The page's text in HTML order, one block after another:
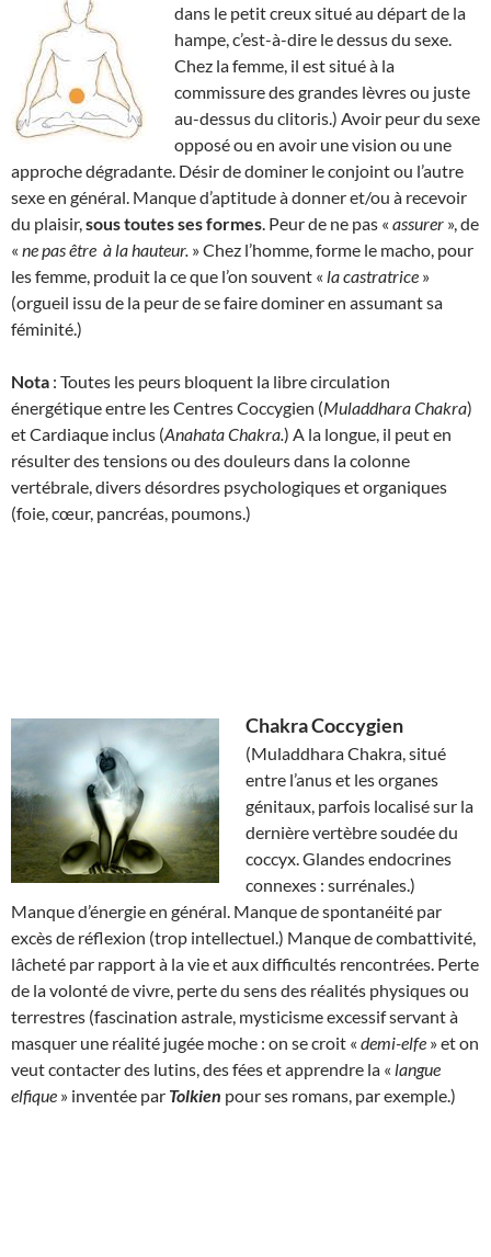
dans le petit creux situé au départ de la
hampe, c’est-à-dire le dessus du sexe.
Chez la femme, il est situé à la
commissure des grandes lèvres ou juste
au-dessus du clitoris.) Avoir peur du sexe
opposé ou en avoir une vision ou une
approche dégradante. Désir de dominer le conjoint ou l’autre
sexe en général. Manque d’aptitude à donner et/ou à recevoir
du plaisir,sous toutes ses formes. Peur de ne pas « assurer », de
« ne pas être à la hauteur. » Chez l’homme, forme le macho, pour
les femme, produit la ce que l’on souvent « lacastratrice »
(orgueil issu de la peur de se faire dominer en assumant sa
féminité.)
Nota : Toutes les peurs bloquent la libre circulation
énergétique entre les Centres Coccygien (Muladdhara Chakra)
et Cardiaque inclus (Anahata Chakra.) A la longue, il peut en
résulter des tensions ou des douleurs dans la colonne
vertébrale, divers désordres psychologiques et organiques
(foie, cœur, pancréas, poumons.)
ChakraCoccygien
(Muladdhara Chakra, situé
entre l’anus et les organes
génitaux, parfois localisé sur la
dernière vertèbre soudée du
coccyx. Glandes endocrines
connexes : surrénales.)
Manque d’énergie en général. Manque de spontanéité par
excès de réflexion (trop intellectuel.) Manque de combattivité,
lâcheté par rapport à la vie et aux difficultés rencontrées. Perte
de la volonté de vivre, perte du sens des réalités physiques ou
terrestres (fascination astrale, mysticisme excessif servant à
masquer une réalité jugée moche : on se croit « demi-elfe » et on
veut contacter des lutins, des fées et apprendre la « langue
elfique » inventée par Tolkien pour ses romans, par exemple.)